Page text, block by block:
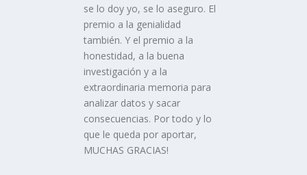
se lo doy yo, se lo aseguro. El
premio a la genialidad
también. Y el premio a la
honestidad, a la buena
investigación y a la
extraordinaria memoria para
analizar datos y sacar
consecuencias. Por todo y lo
que le queda por aportar,
MUCHAS GRACIAS!